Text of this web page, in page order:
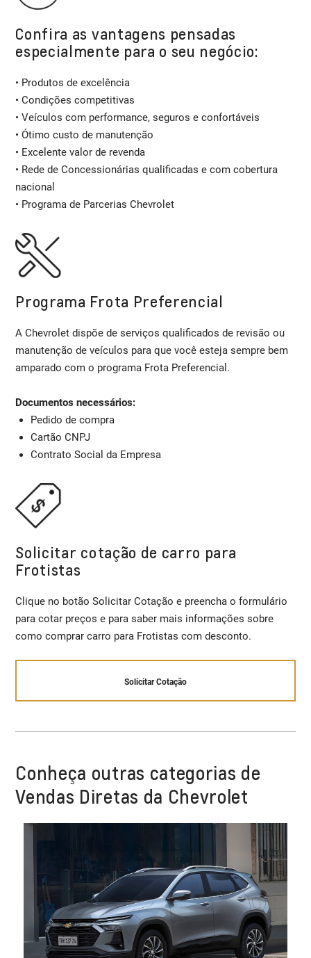
Confira as vantagens pensadas
especialmente para o seu negócio:
• Produtos de excelência
• Condições competitivas
• Veículos com performance, seguros e confortáveis
• Ótimo custo de manutenção
• Excelente valor de revenda
• Rede de Concessionárias qualificadas e com cobertura
nacional
• Programa de Parcerias Chevrolet
Programa Frota Preferencial
A Chevrolet dispõe de serviços qualificados de revisão ou
manutenção de veículos para que você esteja sempre bem
amparado com o programa Frota Preferencial.
Documentos necessários:
Pedido de compra
Cartão CNPJ
Contrato Social da Empresa
Solicitar cotação de carro para
Frotistas
Clique no botão Solicitar Cotação e preencha o formulário
para cotar preços e para saber mais informações sobre
como comprar carro para Frotistas com desconto.
Solicitar Cotação
Conheça outras categorias de
Vendas Diretas da Chevrolet